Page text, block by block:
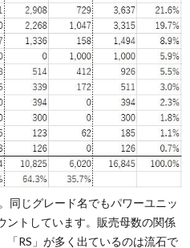
同じグレード名でもパワーユニッ
ントしています。販売母数の関係
「RS」が多く出ているのは流石で